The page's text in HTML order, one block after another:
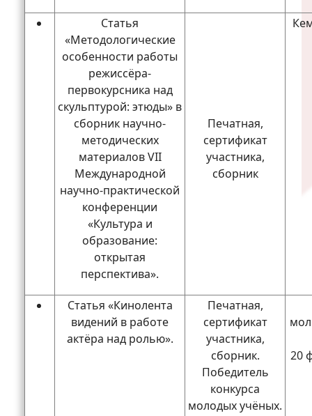
Статья
«Методологические
особенности работы
режиссёра-
первокурсника над
скульптурой: этюды» в
сборник научно-
методических
материалов VII
Международной
научно-практической
конференции
«Культура и
образование:
открытая
перспектива».
Печатная,
сертификат
участника,
сборник
Статья «Кинолента
видений в работе
актёра над ролью».
Печатная,
сертификат
участника,
сборник.
Победитель
конкурса
молодых учёных.
20